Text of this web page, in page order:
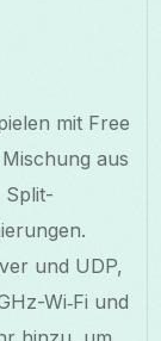
mit Free
aus
Split-
und UDP,
Wi‑Fi und